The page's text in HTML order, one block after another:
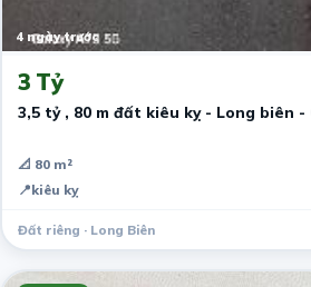
4 ngày trước
3 Tỷ
3,5 tỷ , 80 m đất kiêu kỵ - Long biên -
📐 80 m²
📍kiêu kỵ
Đất riêng · Long Biên